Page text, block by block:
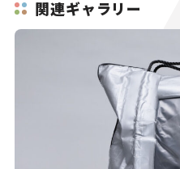
関連ギャラリー